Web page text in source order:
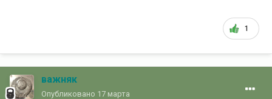
1
важняк
Опубликовано 17 марта